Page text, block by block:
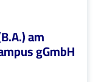
am
gGmbH